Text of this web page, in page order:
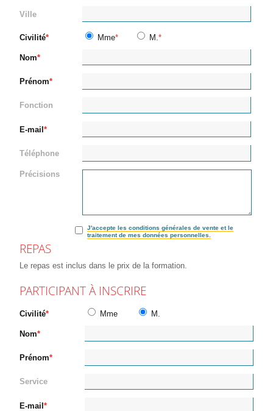
Ville
Civilité Mme M.
Nom
Prénom
Fonction
E-mail
Téléphone
Précisions
J'accepte les conditions générales de vente et le
traitement de mes données personnelles.
REPAS
Le repas est inclus dans le prix de la formation.
PARTICIPANT À INSCRIRE
Civilité Mme M.
Nom
Prénom
Service
E-mail